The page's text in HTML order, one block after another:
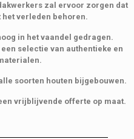
zal ervoor zorgen dat
het verleden behoren.
in het vaandel gedragen.
selectie van authentieke en
soorten houten bijgebouwen.
vrijblijvende offerte op maat.